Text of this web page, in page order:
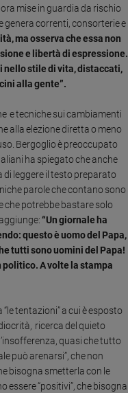
mise in guardia da rischio
genera correnti, consorterie e
ma osserva che essa non
e libertà di espressione.
nello stile di vita, distaccati,
alla gente”.
e tecniche sui cambiamenti
alla elezione diretta o meno
Bergoglio è preoccupato
ha spiegato che anche
di leggere il testo preparato
parole che contano sono
che potrebbe bastare solo
“Un giornale ha
questo è uomo del Papa,
tutti sono uomini del Papa!
A volte la stampa
tentazioni” a cui è esposto
ricerca del quieto
quasi che tutto
può arenarsi”, che non
bisogna smetterla con le
essere “positivi”, che bisogna